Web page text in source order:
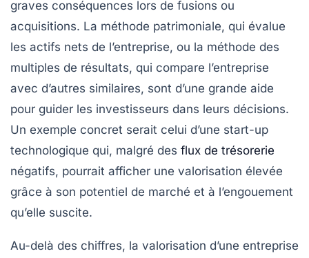
graves conséquences lors de fusions ou
acquisitions. La méthode patrimoniale, qui évalue
les actifs nets de l’entreprise, ou la méthode des
multiples de résultats, qui compare l’entreprise
avec d’autres similaires, sont d’une grande aide
pour guider les investisseurs dans leurs décisions.
Un exemple concret serait celui d’une start-up
technologique qui, malgré des flux de trésorerie
négatifs, pourrait afficher une valorisation élevée
grâce à son potentiel de marché et à l’engouement
qu’elle suscite.
Au-delà des chiffres, la valorisation d’une entreprise